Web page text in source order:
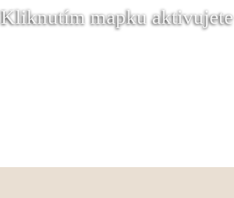
Kliknutím mapku aktivujete